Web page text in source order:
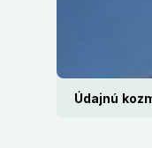
Údajnú